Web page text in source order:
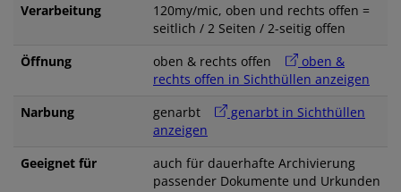
Verarbeitung
120my/mic, oben und rechts offen =
seitlich / 2 Seiten / 2-seitig offen
Öffnung
oben & rechts offen
oben &
rechts offen in Sichthüllen anzeigen
Narbung
genarbt
genarbt in Sichthüllen
anzeigen
Geeignet für
auch für dauerhafte Archivierung
passender Dokumente und Urkunden